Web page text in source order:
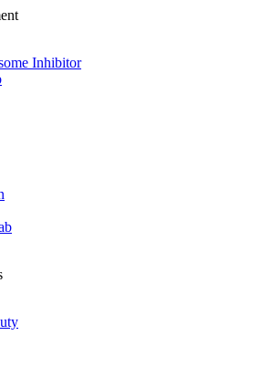
Inhibitor